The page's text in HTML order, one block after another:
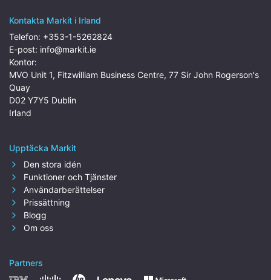
Kontakta Markit i Irland
Telefon: +353-1-5262824
E-post: info@markit.ie
Kontor:
MVO Unit 1, Fitzwilliam Business Centre, 77 Sir John Rogerson's
Quay
D02 Y7Y5 Dublin
Irland
Upptäcka Markit
Den stora idén
Funktioner och Tjänster
Användarberättelser
Prissättning
Blogg
Om oss
Partners